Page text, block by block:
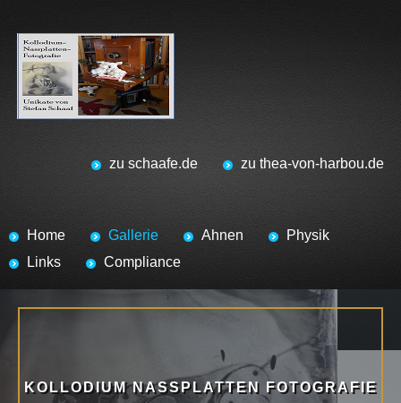
zu schaafe.de zu thea-von-harbou.de
Home Gallerie Ahnen
Physik
Links
Compliance
KOLLODIUM NASSPLATTEN FOTOGRAFIE